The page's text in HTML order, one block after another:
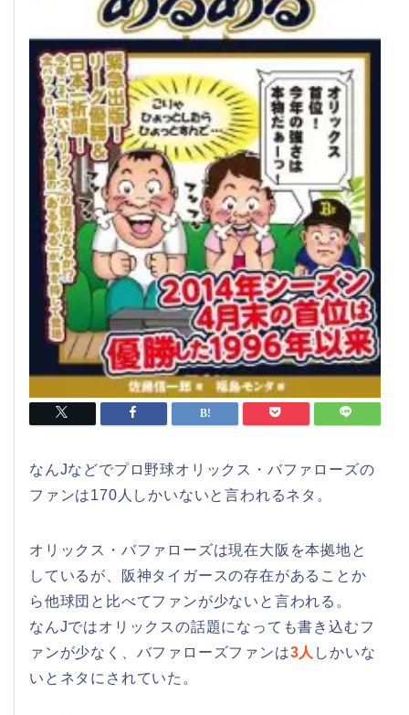
なんJなどでプロ野球オリックス・バファローズの
ファンは170人しかいないと言われるネタ。
オリックス・バファローズは現在大阪を本拠地と
しているが、阪神タイガースの存在があることか
ら他球団と比べてファンが少ないと言われる。
なんJではオリックスの話題になっても書き込むフ
ァンが少なく、バファローズファンは3人 しかいな
いとネタにされていた。